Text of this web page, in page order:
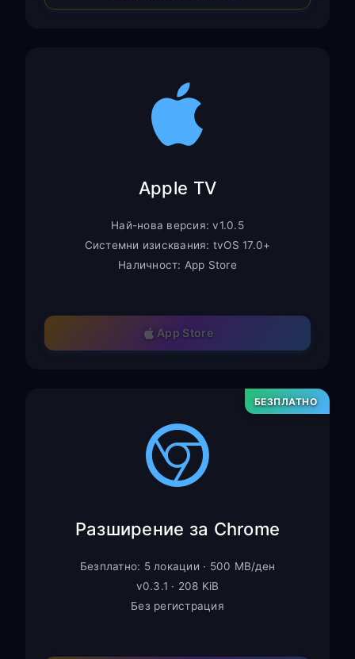
Apple TV
Най-нова версия: v1.0.5
Системни изисквания: tvOS 17.0+
Наличност: App Store
App Store
БЕЗПЛАТНО
Разширение за Chrome
Безплатно: 5 локации · 500 MB/ден
v0.3.1 · 208 KiB
Без регистрация